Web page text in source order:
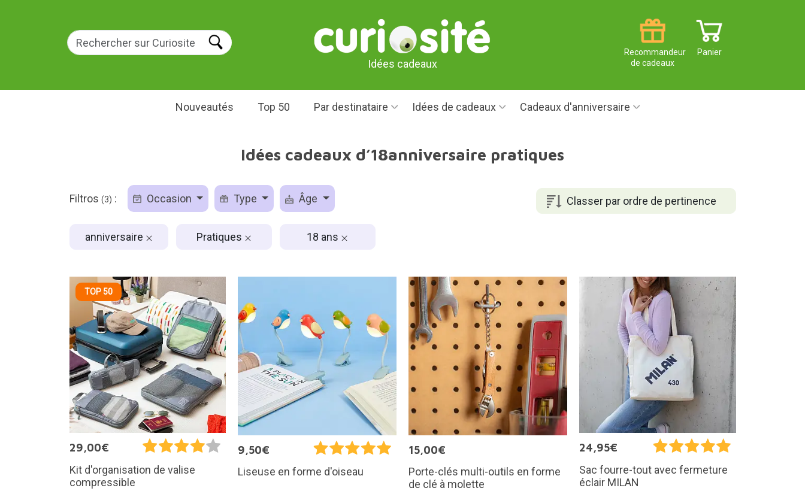
Idées cadeaux
Panier
Recommandeur
de cadeaux
Nouveautés Top 50 Par destinataire Idées de cadeaux Cadeaux d'anniversaire
Idées cadeaux d’18anniversaire pratiques
Classer par ordre de pertinence
Filtros (3) : Occasion Type Âge
anniversaire Pratiques 18 ans
TOP 50
29,00€
Kit d'organisation de valise
compressible
9,50€
Liseuse en forme d'oiseau
15,00€
Porte-clés multi-outils en forme
de clé à molette
24,95€
Sac fourre-tout avec fermeture
éclair MILAN